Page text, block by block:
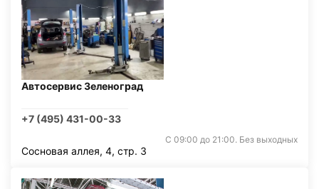
Автосервис Зеленоград
+7 (495) 431-00-33
С 09:00 до 21:00. Без выходных
Сосновая аллея, 4, стр. 3